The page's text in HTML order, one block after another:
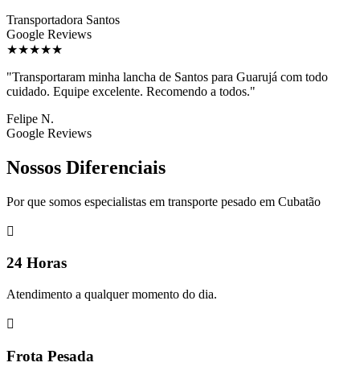
Transportadora Santos
Google Reviews
★★★★★
"Transportaram minha lancha de Santos para Guarujá com todo
cuidado. Equipe excelente. Recomendo a todos."
Felipe N.
Google Reviews
Nossos Diferenciais
Por que somos especialistas em transporte pesado em Cubatão

24 Horas
Atendimento a qualquer momento do dia.

Frota Pesada